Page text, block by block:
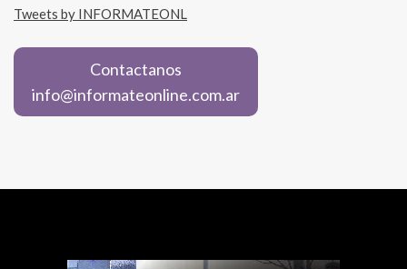
Tweets by INFORMATEONL
Contactanos
info@informateonline.com.ar